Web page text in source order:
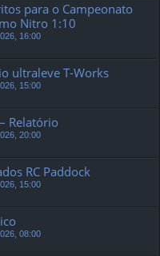
para o Campeonato
Nitro 1:10
16:00
ultraleve T-Works
15:00
Relatório
20:00
RC Paddock
15:00
08:00